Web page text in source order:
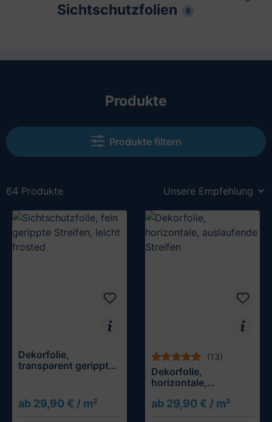
Sichtschutzfolien
8
Produkte
Produkte filtern
64 Produkte
Dekorfolie,
transparent gerippte
ab 29,90 € / m²
(13)
Dekorfolie,
horizontale,
ab 29,90 € / m²